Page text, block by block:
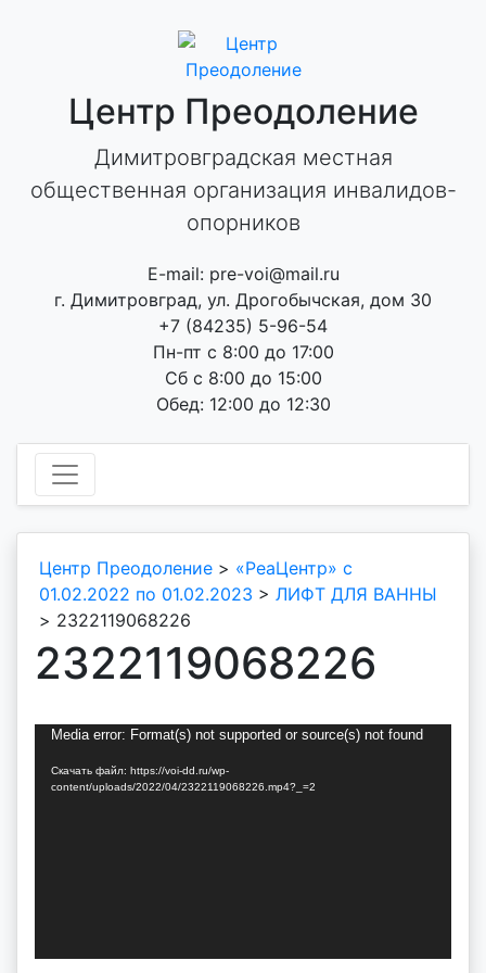
Центр Преодоление
Димитровградская местная
общественная организация инвалидов-
опорников
E-mail: pre-voi@mail.ru
г. Димитровград, ул. Дрогобычская, дом 30
+7 (84235) 5-96-54
Пн-пт с 8:00 до 17:00
Сб с 8:00 до 15:00
Обед: 12:00 до 12:30
Центр Преодоление > «РеаЦентр» с
01.02.2022 по 01.02.2023 > ЛИФТ ДЛЯ ВАННЫ
> 2322119068226
2322119068226
Видеоплеер
Media error: Format(s) not supported or source(s) not found
Скачать файл: https://voi-dd.ru/wp-
content/uploads/2022/04/2322119068226.mp4?_=2